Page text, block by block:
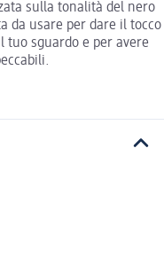
sulla tonalità del nero
da usare per dare il tocco
sguardo e per avere